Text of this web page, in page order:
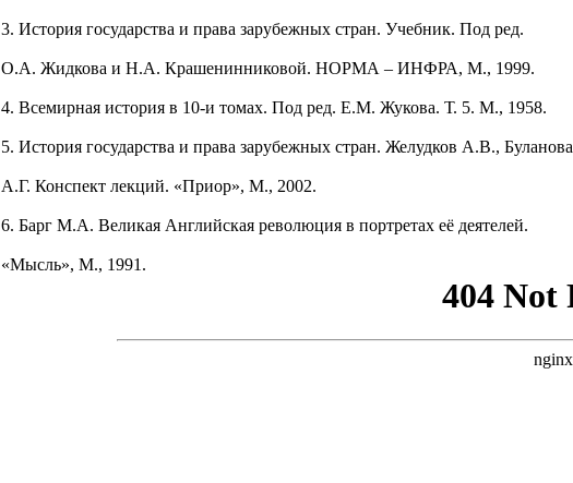
3. История государства и права зарубежных стран. Учебник. Под ред.
О.А. Жидкова и Н.А. Крашенинниковой. НОРМА – ИНФРА, М., 1999.
4. Всемирная история в 10-и томах. Под ред. Е.М. Жукова. Т. 5. М., 1958.
5. История государства и права зарубежных стран. Желудков А.В., Буланова
А.Г. Конспект лекций. «Приор», М., 2002.
6. Барг М.А. Великая Английская революция в портретах её деятелей.
«Мысль», М., 1991.